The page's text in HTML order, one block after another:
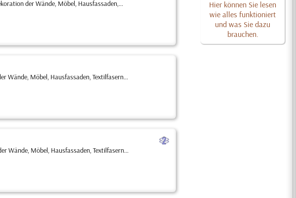
Hier können Sie lesen
wie alles funktioniert
und was Sie dazu
brauchen.
der Wände, Möbel, Hausfassaden,...
Wände, Möbel, Hausfassaden, Textilfasern...
b
Wände, Möbel, Hausfassaden, Textilfasern...